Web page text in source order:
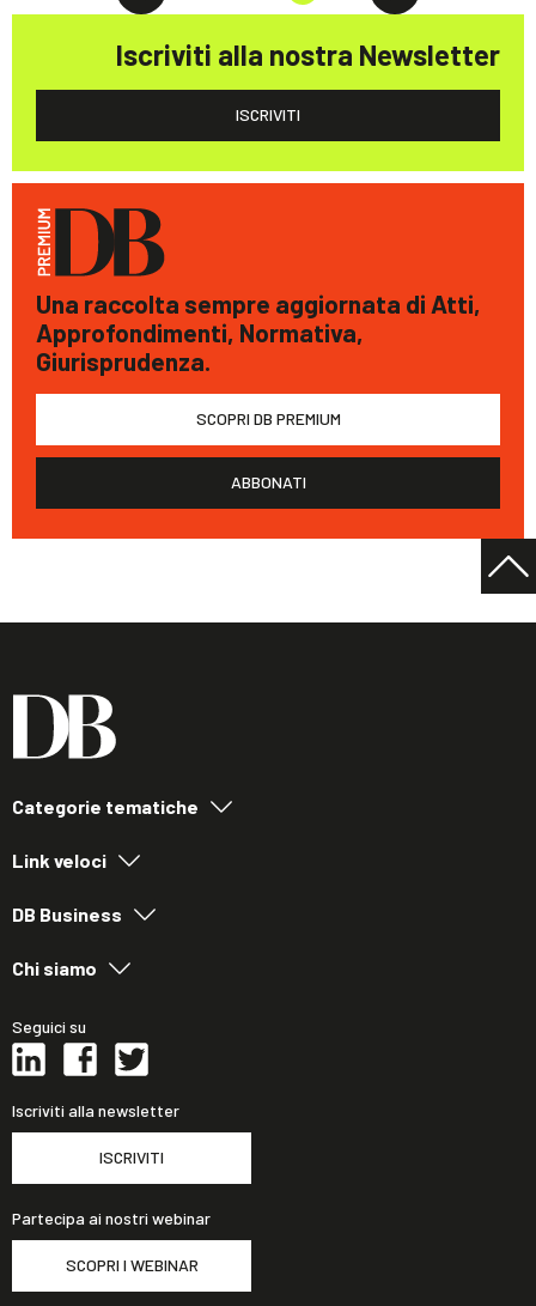
Iscriviti alla nostra Newsletter
ISCRIVITI
Una raccolta sempre aggiornata di Atti,
Approfondimenti, Normativa,
Giurisprudenza.
SCOPRI DB PREMIUM
ABBONATI
Categorie tematiche
Link veloci
DB Business
Chi siamo
Seguici su
Iscriviti alla newsletter
ISCRIVITI
Partecipa ai nostri webinar
SCOPRI I WEBINAR